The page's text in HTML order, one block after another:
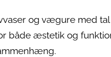
og vægure med tal
både æstetik og